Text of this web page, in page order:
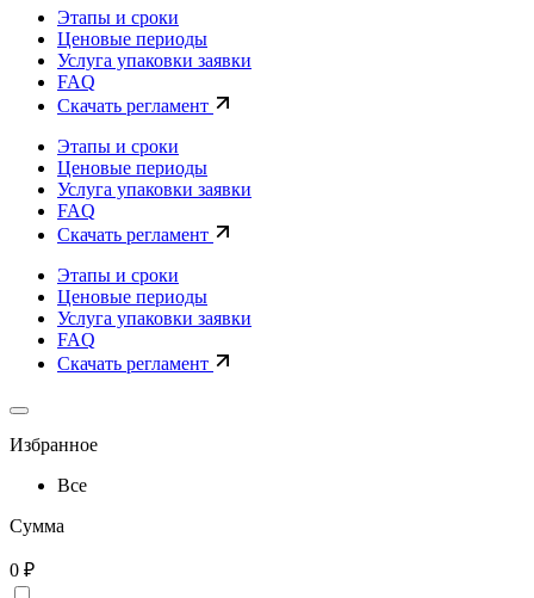
Этапы и сроки
Ценовые периоды
Услуга упаковки заявки
FAQ
Скачать регламент
Этапы и сроки
Ценовые периоды
Услуга упаковки заявки
FAQ
Скачать регламент
Этапы и сроки
Ценовые периоды
Услуга упаковки заявки
FAQ
Скачать регламент
Избранное
Все
Сумма
0 ₽